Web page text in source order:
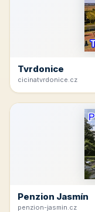
Tvrdonice
cicinatvrdonice.cz
Penzion Jasmín
penzion-jasmin.cz